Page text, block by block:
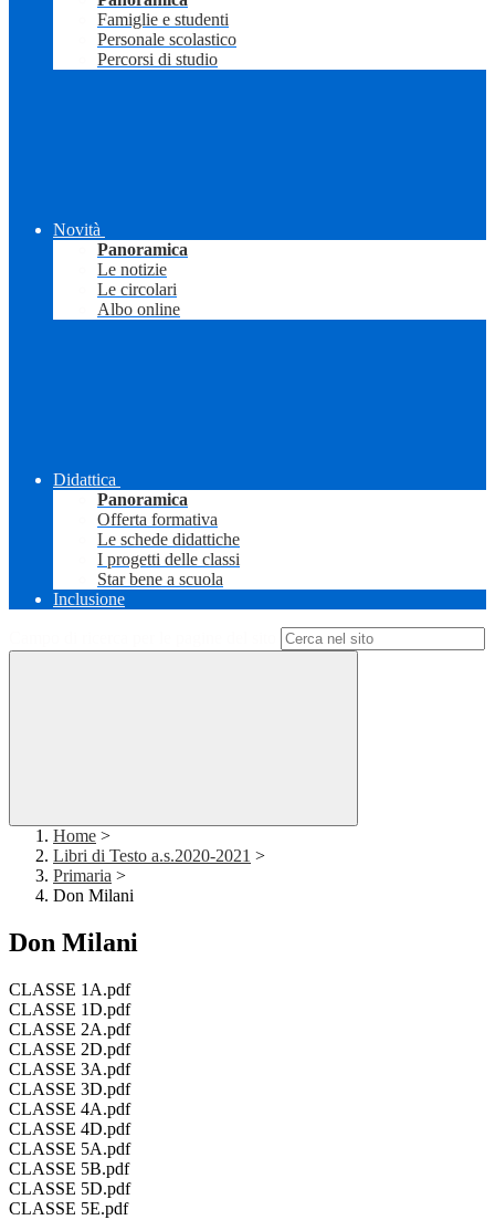
Famiglie e studenti
Personale scolastico
Percorsi di studio
Novità
Panoramica
Le notizie
Le circolari
Albo online
Didattica
Panoramica
Offerta formativa
Le schede didattiche
I progetti delle classi
Star bene a scuola
Inclusione
Home >
Libri di Testo a.s.2020-2021 >
Primaria >
Don Milani
Don Milani
CLASSE 1A.pdf
CLASSE 1D.pdf
CLASSE 2A.pdf
CLASSE 2D.pdf
CLASSE 3A.pdf
CLASSE 3D.pdf
CLASSE 4A.pdf
CLASSE 4D.pdf
CLASSE 5A.pdf
CLASSE 5B.pdf
CLASSE 5D.pdf
CLASSE 5E.pdf